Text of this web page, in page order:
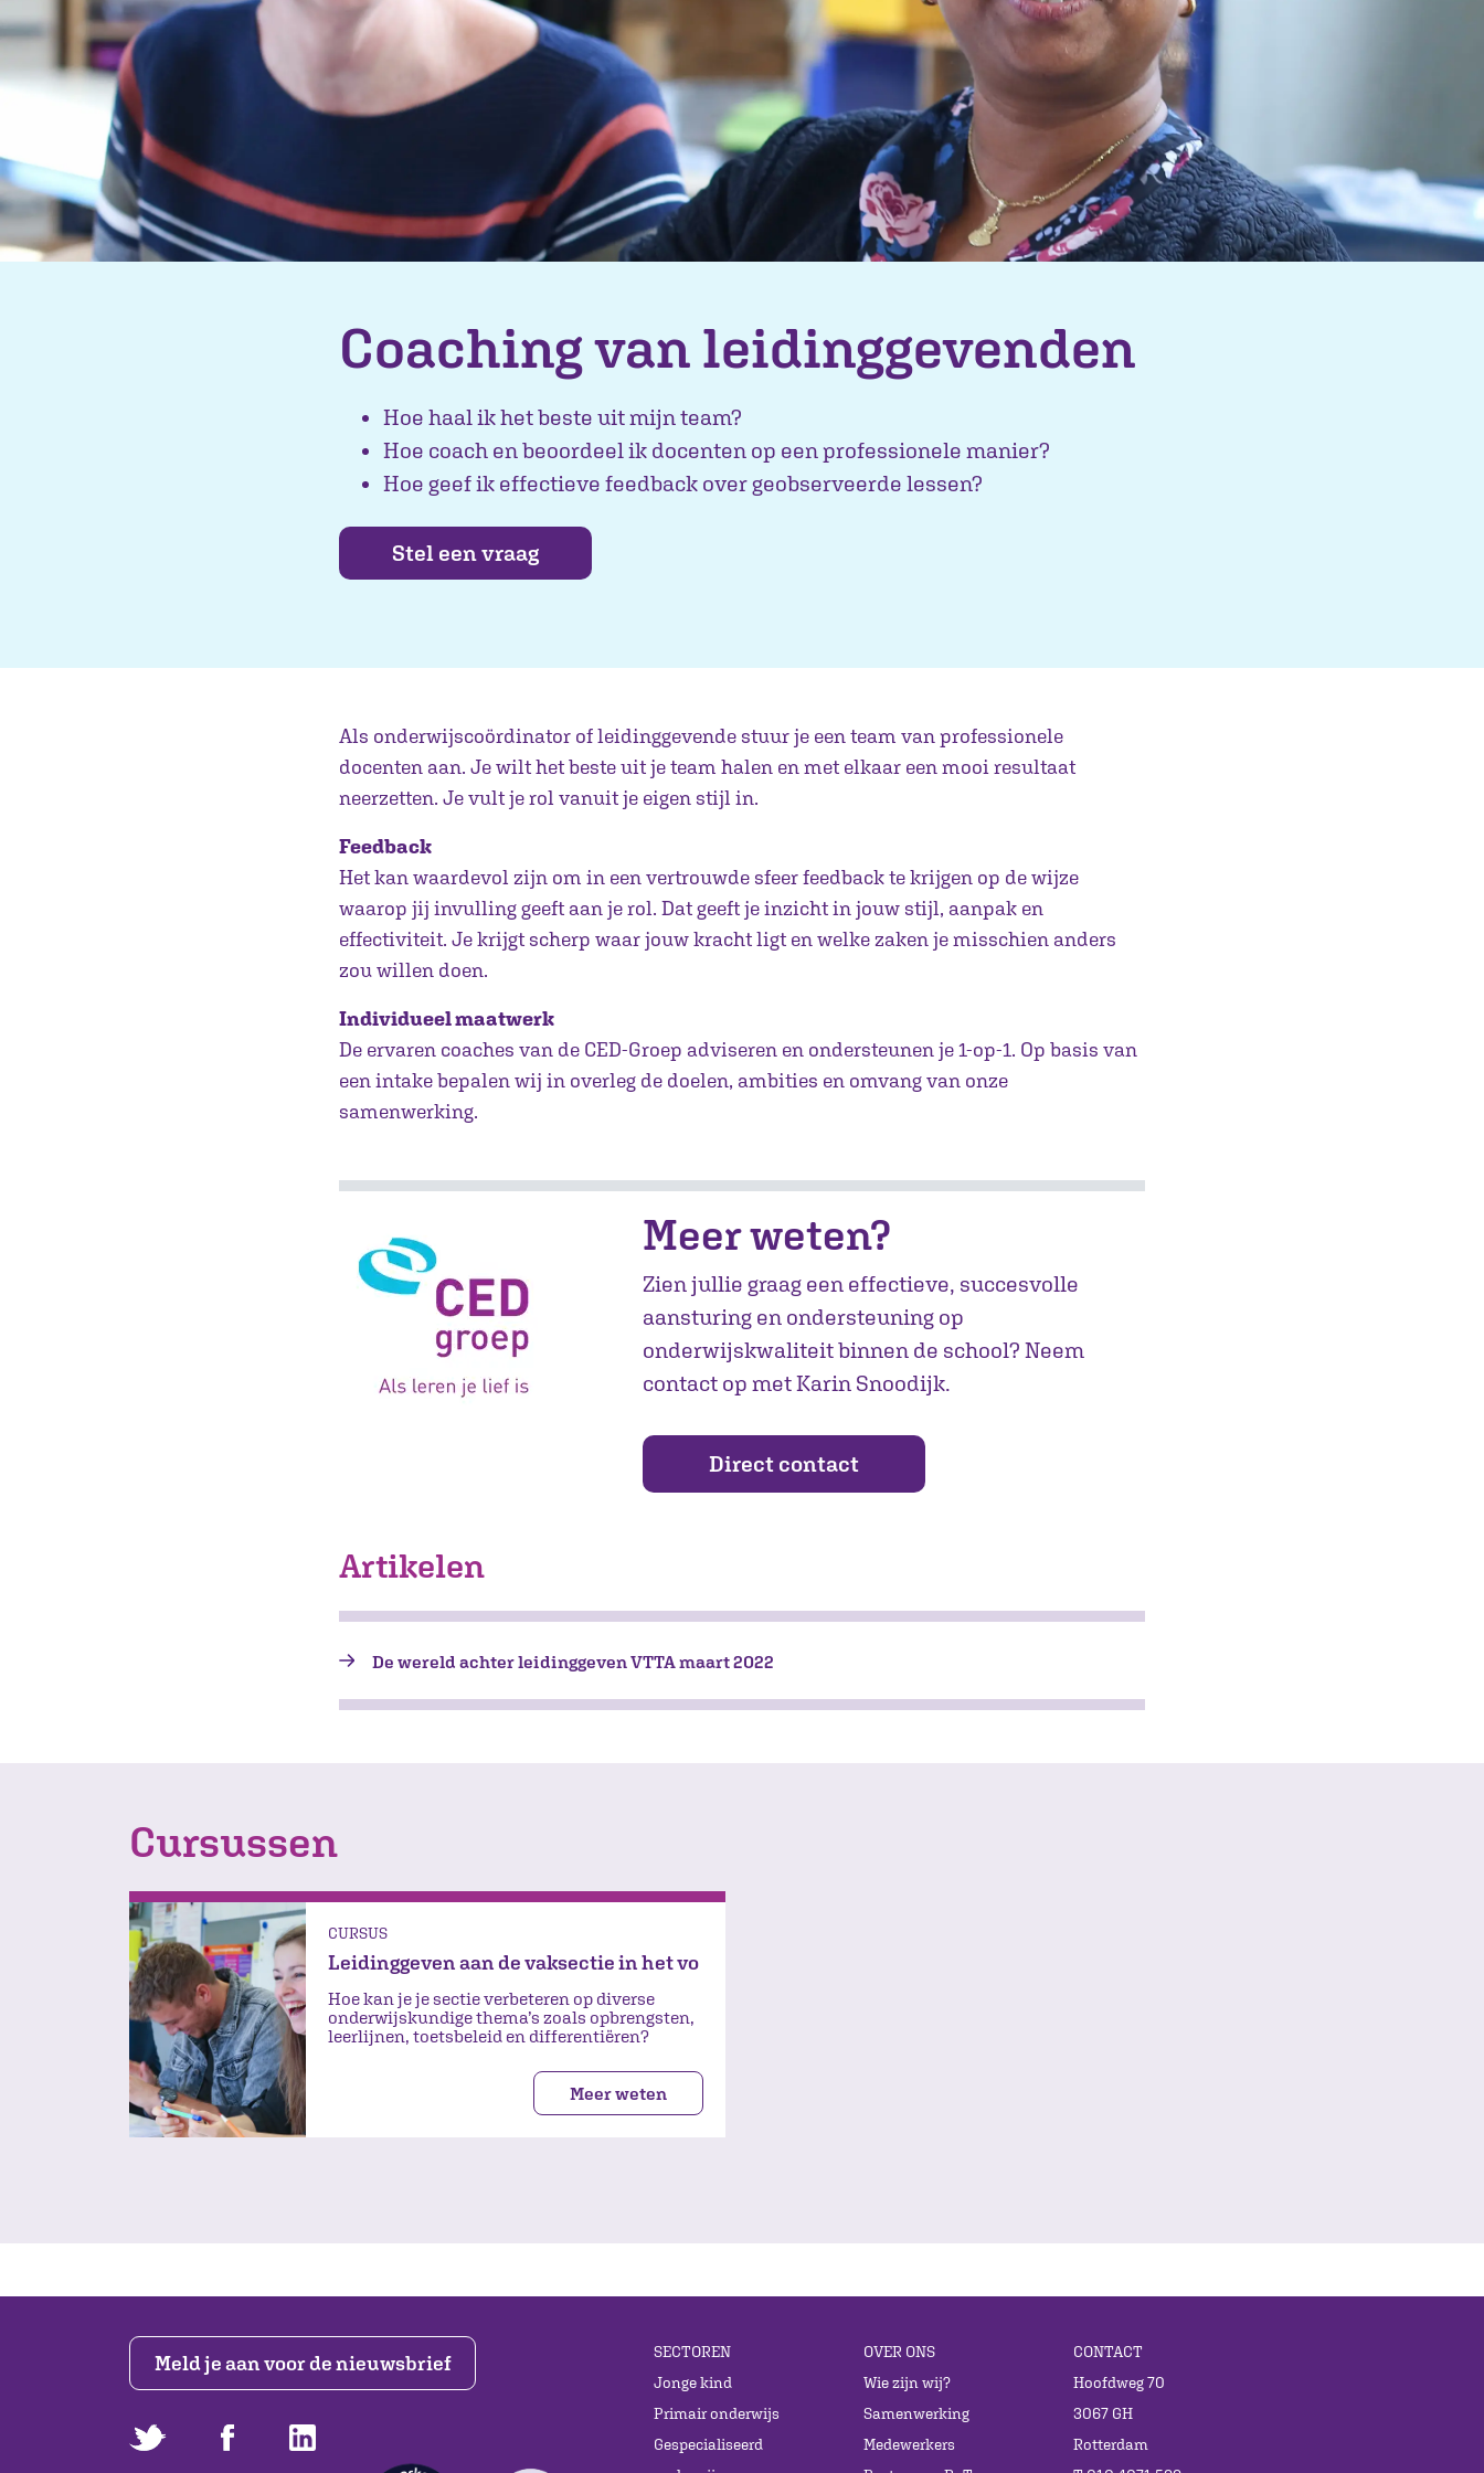
Coaching van leidinggevenden
Hoe haal ik het beste uit mijn team?
Hoe coach en beoordeel ik docenten op een professionele manier?
Hoe geef ik effectieve feedback over geobserveerde lessen?
Stel een vraag
Als onderwijscoördinator of leidinggevende stuur je een team van professionele
docenten aan. Je wilt het beste uit je team halen en met elkaar een mooi resultaat
neerzetten. Je vult je rol vanuit je eigen stijl in.
Feedback
Het kan waardevol zijn om in een vertrouwde sfeer feedback te krijgen op de wijze
waarop jij invulling geeft aan je rol. Dat geeft je inzicht in jouw stijl, aanpak en
effectiviteit. Je krijgt scherp waar jouw kracht ligt en welke zaken je misschien anders
zou willen doen.
Individueel maatwerk
De ervaren coaches van de CED-Groep adviseren en ondersteunen je 1-op-1. Op basis van
een intake bepalen wij in overleg de doelen, ambities en omvang van onze
samenwerking.
Meer weten?
Zien jullie graag een effectieve, succesvolle
aansturing en ondersteuning op
onderwijskwaliteit binnen de school? Neem
contact op met Karin Snoodijk.
Direct contact
Artikelen
De wereld achter leidinggeven VTTA maart 2022
Cursussen
CURSUS
Leidinggeven aan de vaksectie in het vo
Hoe kan je je sectie verbeteren op diverse
onderwijskundige thema’s zoals opbrengsten,
leerlijnen, toetsbeleid en differentiëren?
Meer weten
Meld je aan voor de nieuwsbrief
SECTOREN
Jonge kind
Primair onderwijs
Gespecialiseerd
OVER ONS
Wie zijn wij?
Samenwerking
Medewerkers
CONTACT
Hoofdweg 70
3067 GH
Rotterdam